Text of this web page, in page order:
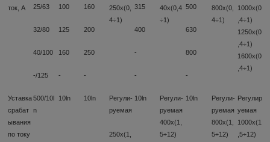
ток, А
250х(0,
4÷1)
40х(0,4
÷1)
800х(0,
4÷1)
1000х(0
,4÷1)
1250х(0
,4÷1)
1600х(0
,4÷1)
25/63 100 160 315 500
32/80 125 200 400 630
40/100 160 250 - 800
-/125 - - - -
Уставка
срабат
ывания
по току
500/10l
n
10ln 10ln
Регули-
руемая
250х(1,
10ln
Регули-
руемая
400х(1,
5÷12)
10ln
Регули-
руемая
800х(1,
5÷12)
Регулир
уемая
1000х(1
,5÷12)